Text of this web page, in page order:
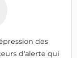
des
d'alerte qui